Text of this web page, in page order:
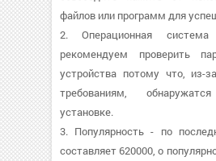
файлов или программ для
2. Операционная
рекомендуем проверить
устройства потому что, из-
требованиям,
установке.
3. Популярность - по
составляет 620000, о